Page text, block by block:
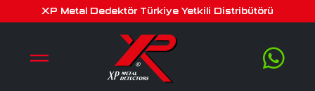
XP Metal Dedektör Türkiye Yetkili Distribütörü
altın eleme gold pan / altın
leğeni – altın tavası – 37cm